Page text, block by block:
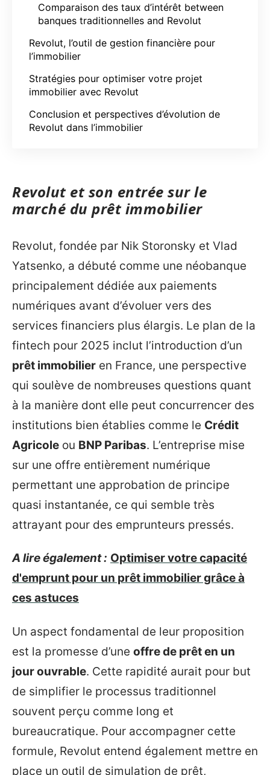
Comparaison des taux d’intérêt between
banques traditionnelles and Revolut
Revolut, l’outil de gestion financière pour
l’immobilier
Stratégies pour optimiser votre projet
immobilier avec Revolut
Conclusion et perspectives d’évolution de
Revolut dans l’immobilier
Revolut et son entrée sur le
marché du prêt immobilier
Revolut, fondée par Nik Storonsky et Vlad
Yatsenko, a débuté comme une néobanque
principalement dédiée aux paiements
numériques avant d’évoluer vers des
services financiers plus élargis. Le plan de la
fintech pour 2025 inclut l’introduction d’un
prêt immobilier en France, une perspective
qui soulève de nombreuses questions quant
à la manière dont elle peut concurrencer des
institutions bien établies comme le Crédit
Agricole ou BNP Paribas. L’entreprise mise
sur une offre entièrement numérique
permettant une approbation de principe
quasi instantanée, ce qui semble très
attrayant pour des emprunteurs pressés.
A lire également : Optimiser votre capacité
d'emprunt pour un prêt immobilier grâce à
ces astuces
Un aspect fondamental de leur proposition
est la promesse d’une offre de prêt en un
jour ouvrable. Cette rapidité aurait pour but
de simplifier le processus traditionnel
souvent perçu comme long et
bureaucratique. Pour accompagner cette
formule, Revolut entend également mettre en
place un outil de simulation de prêt,